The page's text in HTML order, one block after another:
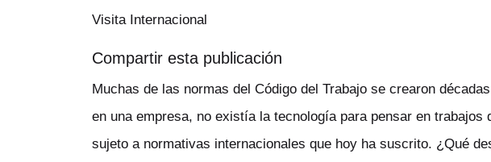
Visita Internacional
Compartir esta publicación
Muchas de las normas del Código del Trabajo se crearon
en una empresa, no existía la tecnología para pensar en trabajos
sujeto a normativas internacionales que hoy ha suscrito. ¿Qué